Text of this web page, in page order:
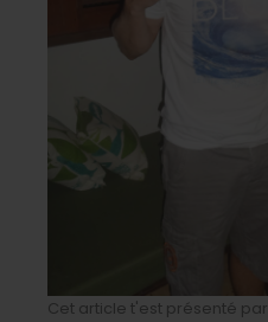
Cet article t'est présenté par